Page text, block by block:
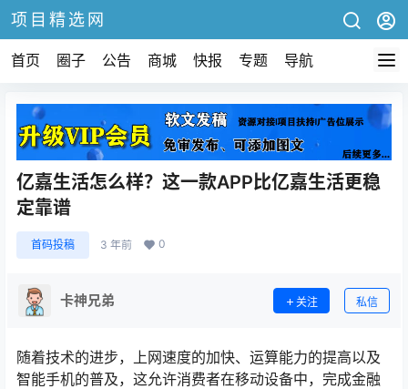
项目精选网
首页 圈子 公告 商城 快报 专题 导航
亿嘉生活怎么样？这一款APP比亿嘉生活更稳
定靠谱
首码投稿 3 年前 0
卡神兄弟 关注 私信
随着技术的进步，上网速度的加快、运算能力的提高以及
智能手机的普及，这允许消费者在移动设备中，完成金融